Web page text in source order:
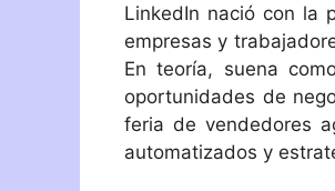
LinkedIn nació con la
empresas y
En teoría, suena
oportunidades de
feria de vendedores
automatizados y